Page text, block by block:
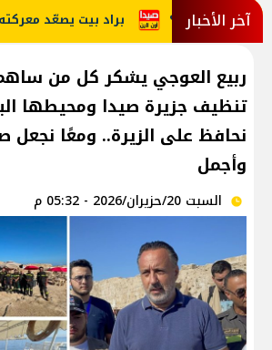
آخر الأخبار عون: يصعّد معركته مع أنجلينا جولي
ربيع العوجي يشكر كل من
تنظيف جزيرة صيدا ومحيطها
نحافظ على الزيرة.. ومعًا نجعل
وأجمل
السبت 20/حزيران/2026 - 05:32 م